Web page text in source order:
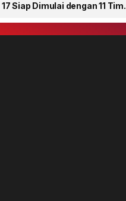
17 Siap Dimulai dengan 11 Tim